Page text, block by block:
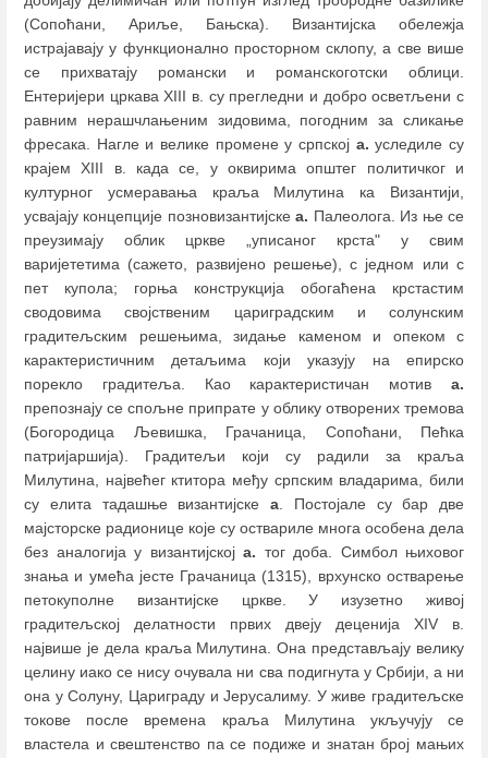
(Сопоћани, Ариље, Бањска). Византијска обележја
истрајавају у функционално просторном склопу, а све више
се прихватају романски и романскоготски облици.
Ентеријери цркава XIII в. су прегледни и добро осветљени с
равним нерашчлањеним зидовима, погодним за сликање
фресака. Нагле и велике промене у српској а. уследиле су
крајем XIII в. када се, у оквирима општег политичког и
културног усмеравања краља Милутина ка Византији,
усвајају концепције позновизантијскеа. Палеолога. Из ње се
преузимају облик цркве „уписаног крста" у свим
варијететима (сажето, развијено решење), с једном или с
пет купола; горња конструкција обогаћена крстастим
сводовима својственим цариградским и солунским
градитељским решењима, зидање каменом и опеком с
карактеристичним детаљима који указују на епирско
порекло градитеља. Као карактеристичан мотив а.
препознају се спољне припрате у облику отворених тремова
(Богородица Љевишка, Грачаница, Сопоћани, Пећка
патријаршија). Градитељи који су радили за краља
Милутина, највећег ктитора међу српским владарима, били
су елита тадашње византијске а. Постојале су бар две
мајсторске радионице које су оствариле многа особена дела
без аналогија у византијској а. тог доба. Симбол њиховог
знања и умећа јесте Грачаница (1315), врхунско остварење
петокуполне византијске цркве. У изузетно живој
градитељској делатности првих двеју деценија XIV в.
највише је дела краља Милутина. Она представљају велику
целину иако се нису очувала ни сва подигнута у Србији, а ни
она у Солуну, Цариграду и Јерусалиму. У живе градитељске
токове после времена краља Милутина укључују се
властела и свештенство па се подиже и знатан број мањих